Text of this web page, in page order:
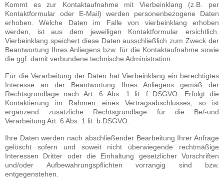
Kommt es zur Kontaktaufnahme mit Vierbeinklang (z.B. per
Kontaktformular oder E-Mail) werden personenbezogene Daten
erhoben. Welche Daten im Falle von vierbeinklang erhoben
werden, ist aus dem jeweiligen Kontaktformular ersichtlich.
Vierbeinklang speichert diese Daten ausschließlich zum Zweck der
Beantwortung Ihres Anliegens bzw. für die Kontaktaufnahme sowie
die ggf. damit verbundene technische Administration.
Für die Verarbeitung der Daten hat Vierbeinklang ein berechtigtes
Interesse an der Beantwortung Ihres Anliegens gemäß der
Rechtsgrundlage nach Art. 6 Abs. 1 lit. f DSGVO. Erfolgt die
Kontaktierung im Rahmen eines Vertragsabschlusses, so ist
ergänzend zusätzliche Rechtsgrundlage für die Be/-und
Verarbeitung Art. 6 Abs. 1 lit. b DSGVO.
Ihre Daten werden nach abschließender Bearbeitung Ihrer Anfrage
gelöscht sofern und soweit nicht überwiegende rechtmäßige
Interessen Dritter oder die Einhaltung gesetzlicher Vorschriften
und/oder Aufbewahrungspflichten vorrangig sind bzw.
entgegenstehen.